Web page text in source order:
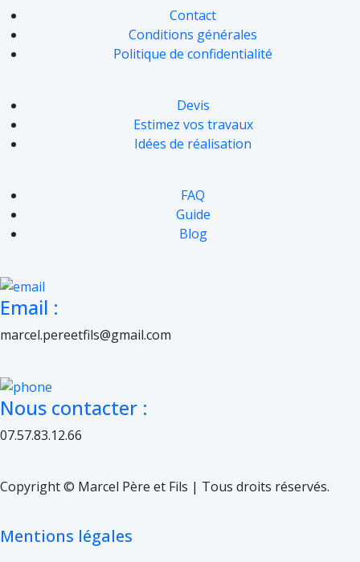
Contact
Conditions générales
Politique de confidentialité
Devis
Estimez vos travaux
Idées de réalisation
FAQ
Guide
Blog
Email :
marcel.pereetfils@gmail.com
Nous contacter :
07.57.83.12.66
Copyright © Marcel Père et Fils | Tous droits réservés.
Mentions légales